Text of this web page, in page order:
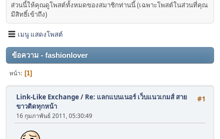
ส่วนนี้ให้คุณดูโพสต์ทั้งหมดของสมาชิกท่านนี้ (เฉพาะโพสต์ในส่วนที่คุณ
มีสิทธิ์เข้าถึง)
เมนู แสดงโพสต์
ข้อความ - fashionlover
หน้า 1
#1
Link-Like Exchange/ Re: แลกแบนเนอร์ เว็บแนวเกมส์ สาย
ขาวติดทุกหน้า
16 กุมภาพันธ์ 2011, 05:30:49